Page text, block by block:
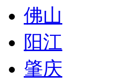
佛山
阳江
肇庆